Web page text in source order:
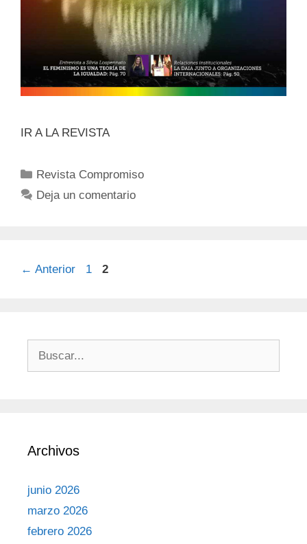
IR A LA REVISTA
Revista Compromiso
Deja un comentario
← Anterior 1 2
Archivos
junio 2026
marzo 2026
febrero 2026